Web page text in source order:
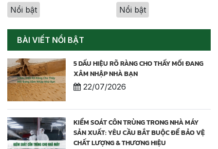
Nổi bật Nổi bật
BÀI VIẾT NỔI BẬT
5 DẤU HIỆU RÕ RÀNG CHO THẤY MỐI ĐANG
XÂM NHẬP NHÀ BẠN
22/07/2026
KIỂM SOÁT CÔN TRÙNG TRONG NHÀ MÁY
SẢN XUẤT: YÊU CẦU BẮT BUỘC ĐỂ BẢO VỆ
CHẤT LƯỢNG & THƯƠNG HIỆU